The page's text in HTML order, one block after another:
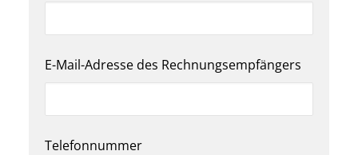
E-Mail-Adresse des Rechnungsempfängers
Telefonnummer